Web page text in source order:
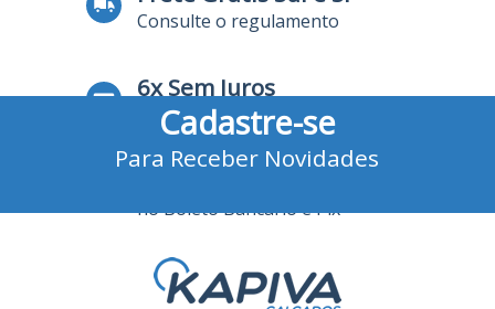
Consulte o regulamento
6x Sem Juros
no Cartão de Crédito
no Boleto Bancário e Pix
Cadastre-se
Para Receber Novidades